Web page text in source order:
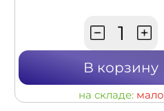
В корзину
на складе: мало